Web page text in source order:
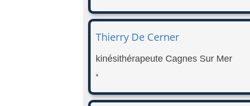
Thierry De Cerner
kinésithérapeute Cagnes Sur Mer
*